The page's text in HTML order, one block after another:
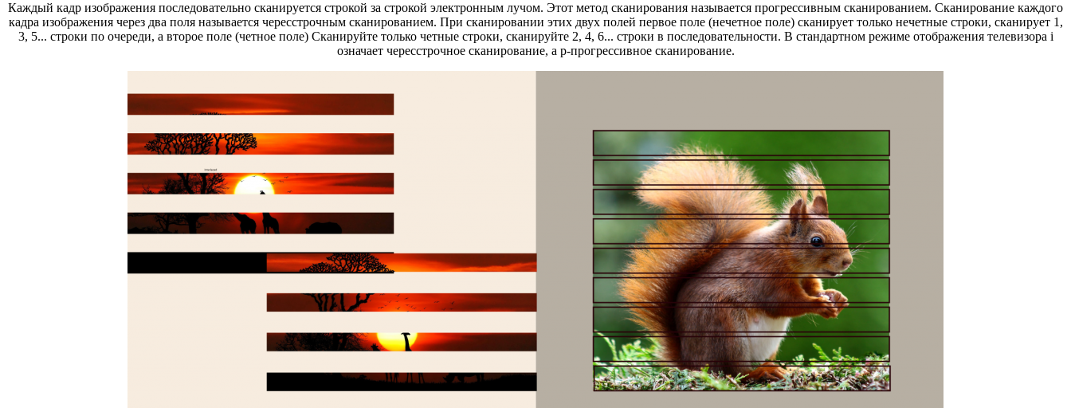
Каждый кадр изображения последовательно сканируется строкой за строкой электронным лучом. Этот метод сканирования называется прогрессивным сканированием. Сканирование каждого
кадра изображения через два поля называется чересстрочным сканированием. При сканировании этих двух полей первое поле (нечетное поле) сканирует только нечетные строки, сканирует 1,
3, 5... строки по очереди, а второе поле (четное поле) Сканируйте только четные строки, сканируйте 2, 4, 6... строки в последовательности. В стандартном режиме отображения телевизора i
означает чересстрочное сканирование, а p-прогрессивное сканирование.